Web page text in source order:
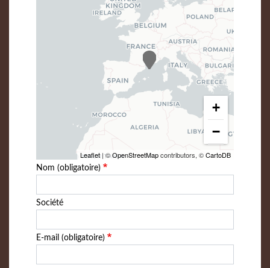
+
−
Leaflet| ©OpenStreetMapcontributors, ©CartoDB
Nom (obligatoire)
Société
E-mail (obligatoire)